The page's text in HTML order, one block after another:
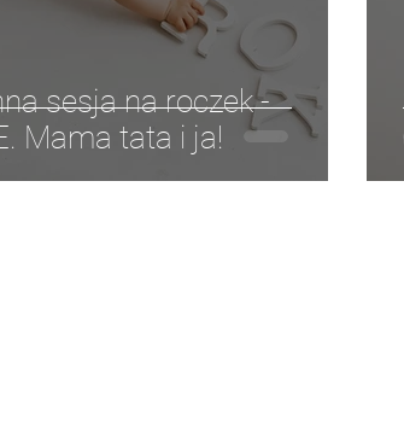
sesja z pupilem Chrzest Święty
sesja na roczek -
Mama tata i ja!